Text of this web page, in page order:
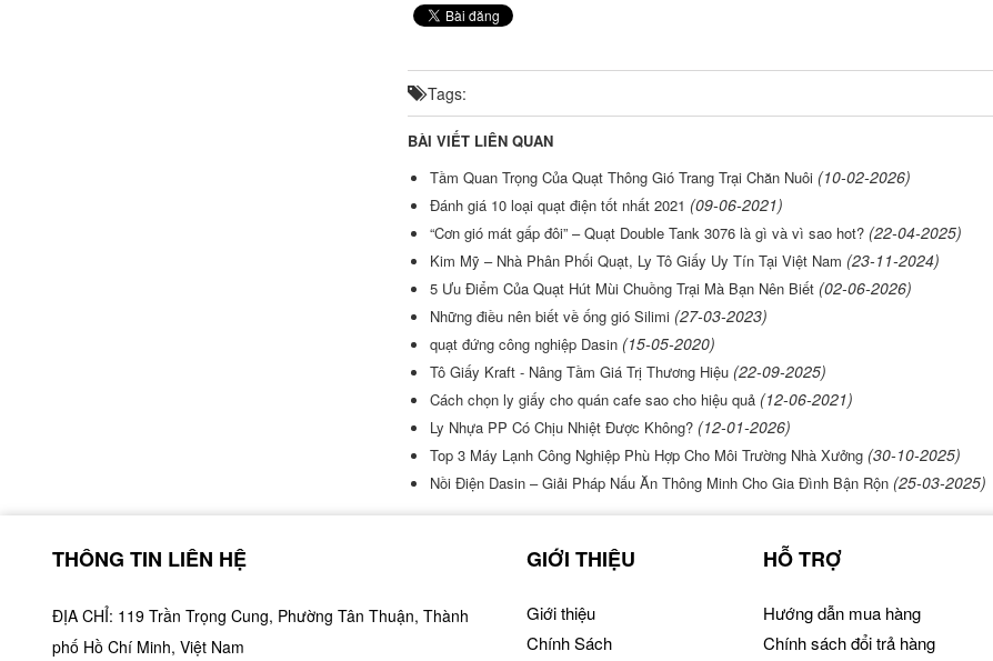
Tags:
BÀI VIẾT LIÊN QUAN
Tầm Quan Trọng Của Quạt Thông Gió Trang Trại Chăn Nuôi (10-02-2026)
Đánh giá 10 loại quạt điện tốt nhất 2021 (09-06-2021)
“Cơn gió mát gấp đôi” – Quạt Double Tank 3076 là gì và vì sao hot? (22-04-2025)
Kim Mỹ – Nhà Phân Phối Quạt, Ly Tô Giấy Uy Tín Tại Việt Nam (23-11-2024)
5 Ưu Điểm Của Quạt Hút Mùi Chuồng Trại Mà Bạn Nên Biết (02-06-2026)
Những điều nên biết về ống gió Silimi (27-03-2023)
quạt đứng công nghiệp Dasin (15-05-2020)
Tô Giấy Kraft - Nâng Tầm Giá Trị Thương Hiệu (22-09-2025)
Cách chọn ly giấy cho quán cafe sao cho hiệu quả (12-06-2021)
Ly Nhựa PP Có Chịu Nhiệt Được Không? (12-01-2026)
Top 3 Máy Lạnh Công Nghiệp Phù Hợp Cho Môi Trường Nhà Xưởng (30-10-2025)
Nồi Điện Dasin – Giải Pháp Nấu Ăn Thông Minh Cho Gia Đình Bận Rộn (25-03-2025)
THÔNG TIN LIÊN HỆ
ĐỊA CHỈ: 119 Trần Trọng Cung, Phường Tân Thuận, Thành
phố Hồ Chí Minh, Việt Nam
GIỚI THIỆU
Giới thiệu
Chính Sách
HỖ TRỢ
Hướng dẫn mua hàng
Chính sách đổi trả hàng